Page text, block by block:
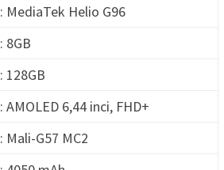
: MediaTek Helio G96
: 8GB
: 128GB
: AMOLED 6,44 inci, FHD+
: Mali-G57 MC2